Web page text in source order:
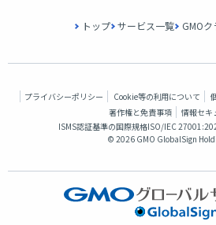
トップ サービス一覧 GMO
プライバシーポリシー Cookie等の利用について
著作権と免責事項
情報セキ
ISMS認証基準の国際規格ISO/IEC
©2026 GMO GlobalSign